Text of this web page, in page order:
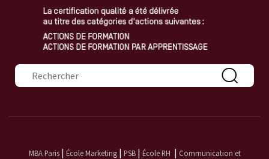
Formulaire de recherche
MBA Paris| École Marketing| PSB| École RH | Communication et